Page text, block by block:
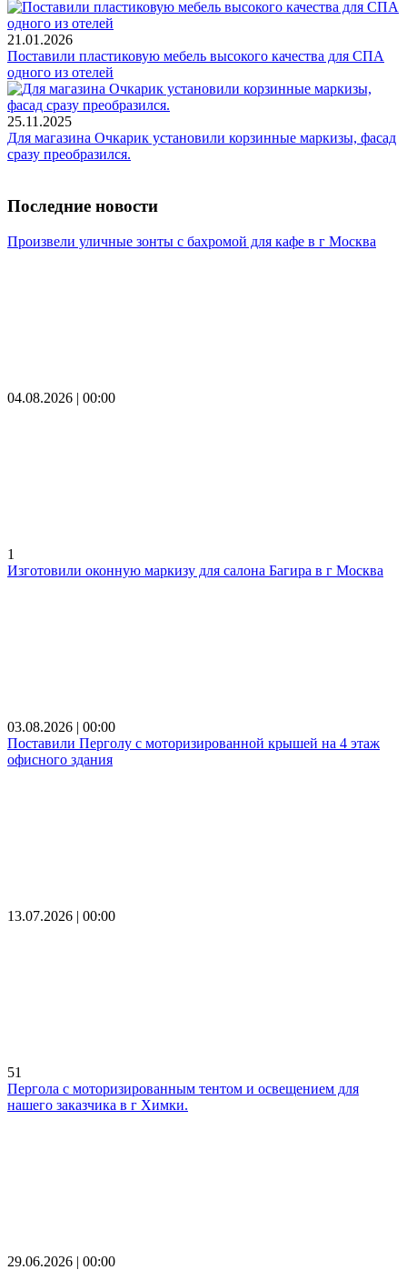
21.01.2026
Поставили пластиковую мебель высокого качества для СПА
одного из отелей
25.11.2025
Для магазина Очкарик установили корзинные маркизы, фасад
сразу преобразился.
Последние новости
Произвели уличные зонты с бахромой для кафе в г Москва
04.08.2026 | 00:00
1
Изготовили оконную маркизу для салона Багира в г Москва
03.08.2026 | 00:00
Поставили Перголу с моторизированной крышей на 4 этаж
офисного здания
13.07.2026 | 00:00
51
Пергола с моторизированным тентом и освещением для
нашего заказчика в г Химки.
29.06.2026 | 00:00